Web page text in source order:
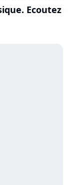
Ecoutez